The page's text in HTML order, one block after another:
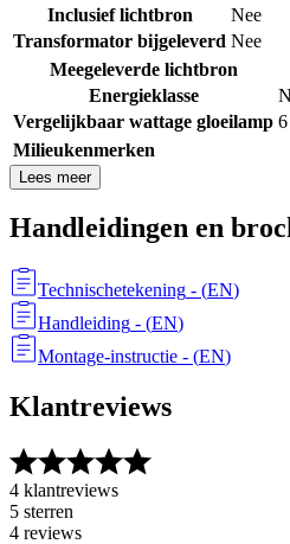
Inclusief lichtbron
Nee
Transformator bijgeleverd Nee
Meegeleverde lichtbron
Energieklasse
Vergelijkbaar wattage gloeilamp
Milieukenmerken
Lees meer
Handleidingen en
Technischetekening - (EN)
Handleiding - (EN)
Montage-instructie - (EN)
Klantreviews
4 klantreviews
5 sterren
4 reviews